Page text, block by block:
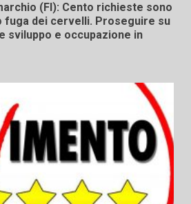
(FI): Cento richieste sono
fuga dei cervelli. Proseguire su
sviluppo e occupazione in